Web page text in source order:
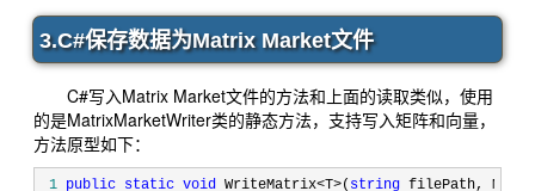
3.C#保存数据为Matrix Market文件
C#写入Matrix Market文件的方法和上面的读取类似，使用
的是MatrixMarketWriter类的静态方法，支持写入矩阵和向量，
方法原型如下：
1 public static void WriteMatrix<T>( string filePath,